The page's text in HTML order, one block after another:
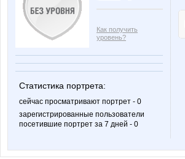
Как получить
уровень?
Статистика портрета:
сейчас просматривают портрет - 0
зарегистрированные пользователи
посетившие портрет за 7 дней - 0